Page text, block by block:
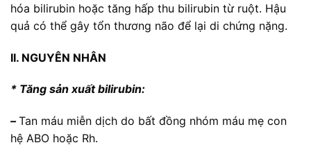
hóa bilirubin hoặc tăng hấp thu bilirubin từ ruột. Hậu
quả có thể gây tổn thương não để lại di chứng nặng.
II. NGUYÊN NHÂN
* Tăng sản xuất bilirubin:
–Tan máu miễn dịch do bất đồng nhóm máu mẹ con
hệ ABO hoặc Rh.